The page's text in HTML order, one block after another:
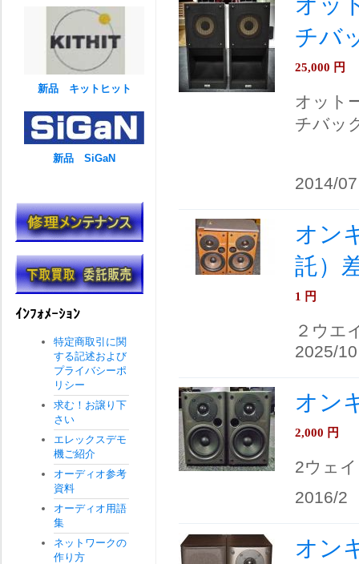
チバ
25,000 円
オット
チバッ
2014/07
オン
託）
1 円
２ウエ
2025/10
オン
2,000 円
2ウェ
2016/2
オン
新品 キットヒット
新品 SiGaN
ｲﾝﾌｫﾒｰｼｮﾝ
特定商取引に関
する記述および
プライバシーポ
リシー
求む！お譲り下
さい
エレックスデモ
機ご紹介
オーディオ参考
資料
オーディオ用語
集
ネットワークの
作り方